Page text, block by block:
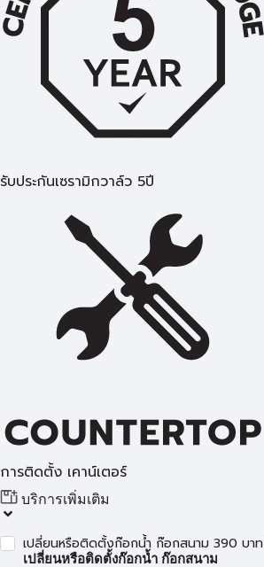
รับประกันเซรามิกวาล์ว 5ปี
การติดตั้ง เคาน์เตอร์
บริการเพิ่มเติม
เปลี่ยนหรือติดตั้งก๊อกน้ำ ก๊อกสนาม 390 บาท
เปลี่ยนหรือติดตั้งก๊อกน้ำ ก๊อกสนาม